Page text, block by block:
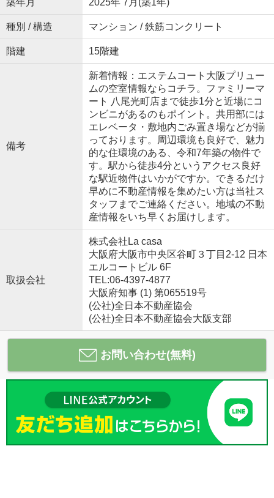
種別 / 構造 マンション / 鉄筋コンクリート
階建 15階建
備考
新着情報：エステムコート大阪プリュー
ムの空室情報ならコチラ。ファミリーマ
ート 八尾光町店まで徒歩1分と近場にコ
ンビニがあるのもポイント。共用部には
エレベータ・敷地内ごみ置き場などが揃
っております。周辺環境も良好で、魅力
的な住環境のある、令和7年築の物件で
す。駅から徒歩4分というアクセス良好
な駅近物件はいかがですか。できるだけ
早めに不動産情報を集めたい方は当社ス
タッフまでご連絡ください。地域の不動
産情報をいち早くお届けします。
取扱会社
株式会社La casa
大阪府大阪市中央区谷町３丁目2-12 日本
エルコートビル 6F
TEL:06-4397-4877
大阪府知事 (1) 第065519号
(公社)全日本不動産協会
(公社)全日本不動産協会大阪支部
お問い合わせ(無料)